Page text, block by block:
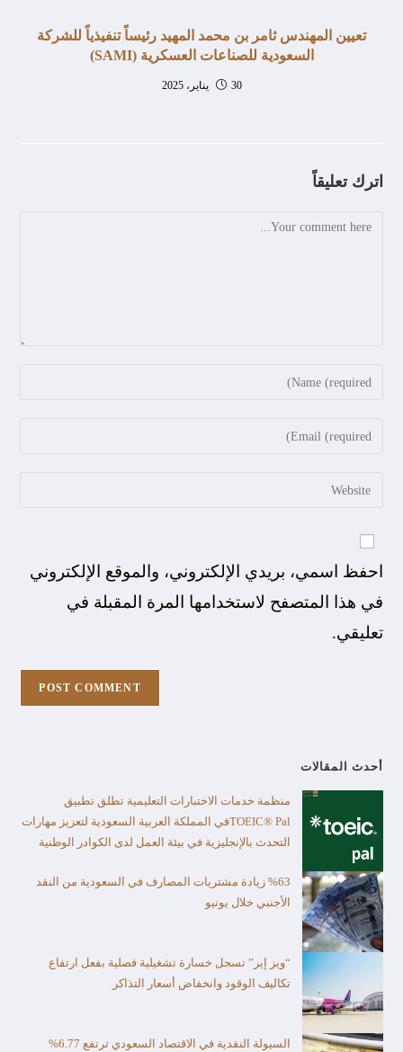
تعيين المهندس ثامر بن محمد المهيد رئيساً تنفيذياً للشركة
السعودية للصناعات العسكرية (SAMI)
30 يناير، 2025
اترك تعليقاً
احفظ اسمي، بريدي الإلكتروني، والموقع الإلكتروني
في هذا المتصفح لاستخدامها المرة المقبلة في
تعليقي.
أحدث المقالات
منظمة خدمات الاختبارات التعليمية تطلق تطبيق
TOEIC® Palفي المملكة العربية السعودية لتعزيز مهارات
التحدث بالإنجليزية في بيئة العمل لدى الكوادر الوطنية
%63 زيادة مشتريات المصارف في السعودية من النقد
الأجنبي خلال يونيو
“ويز إير” تسجل خسارة تشغيلية فصلية بفعل ارتفاع
تكاليف الوقود وانخفاض أسعار التذاكر
السيولة النقدية في الاقتصاد السعودي ترتفع 6.77%